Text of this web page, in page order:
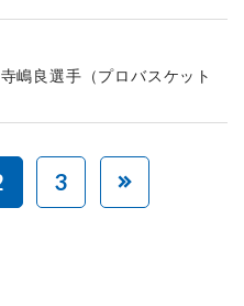
嶋良選手（プロバスケット
3